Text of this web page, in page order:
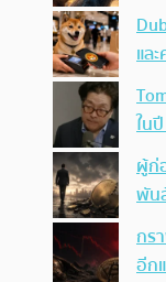
แล
ใน
ผู้ก่
พัน
กร
อีก